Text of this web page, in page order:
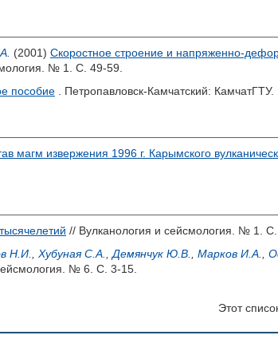
(2001) Скоростное строение и напряженно-
№ 1. С. 49-59.
пособие . Петропавловск-Камчатский: КамчатГТУ.
магм извержения 1996 г. Карымского
// Вулканология и сейсмология. № 1. С.
Н.И. Хубуная С.А. Демянчук Ю.В. Марков И.А.
№ 6. С. 3-15.
Этот